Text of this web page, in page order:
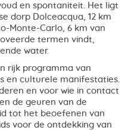
en spontaniteit. Het ligt
dorp Dolceacqua, 12 km
Monte-Carlo, 6 km van
termen vindt,
water.
rijk programma van
en culturele manifestaties.
en voor wie in contact
de geuren van de
tot het beoefenen van
voor de ontdekking van